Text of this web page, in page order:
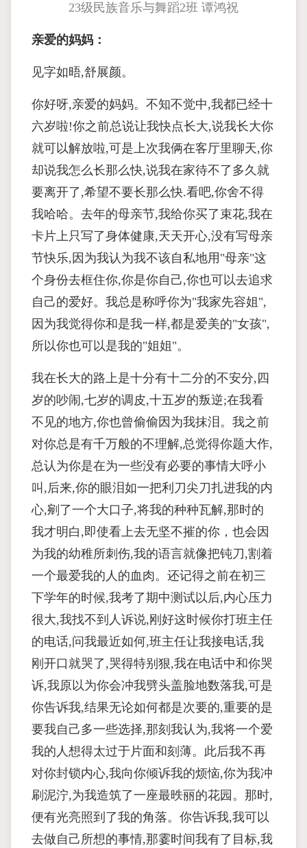
23级民族音乐与舞蹈2班 谭鸿祝
亲爱的妈妈：
见字如晤,舒展颜。
你好呀,亲爱的妈妈。不知不觉中,我都已经十
六岁啦!你之前总说让我快点长大,说我长大你
就可以解放啦,可是上次我俩在客厅里聊天,你
却说我怎么长那么快,说我在家待不了多久就
要离开了,希望不要长那么快.看吧,你舍不得
我哈哈。去年的母亲节,我给你买了束花,我在
卡片上只写了身体健康,天天开心,没有写母亲
节快乐,因为我认为我不该自私地用"母亲"这
个身份去框住你,你是你自己,你也可以去追求
自己的爱好。我总是称呼你为"我家先容姐",
因为我觉得你和是我一样,都是爱美的"女孩",
所以你也可以是我的"姐姐"。
我在长大的路上是十分有十二分的不安分,四
岁的吵闹,七岁的调皮,十五岁的叛逆;在我看
不见的地方,你也曾偷偷因为我抹泪。我之前
对你总是有千万般的不理解,总觉得你题大作,
总认为你是在为一些没有必要的事情大呼小
叫,后来,你的眼泪如一把利刀尖刀扎进我的内
心,剜了一个大口子,将我的种种瓦解,那时的
我才明白,即使看上去无坚不摧的你，也会因
为我的幼稚所刺伤,我的语言就像把钝刀,割着
一个最爱我的人的血肉。还记得之前在初三
下学年的时候,我考了期中测试以后,内心压力
很大,我找不到人诉说,刚好这时候你打班主任
的电话,问我最近如何,班主任让我接电话,我
刚开口就哭了,哭得特别狠,我在电话中和你哭
诉,我原以为你会冲我劈头盖脸地数落我,可是
你告诉我,结果无论如何都是次要的,重要的是
要我自己多一些选择,那刻我认为,我将一个爱
我的人想得太过于片面和刻薄。此后我不再
对你封锁内心,我向你倾诉我的烦恼,你为我冲
刷泥泞,为我造筑了一座最昳丽的花园。那时,
便有光亮照到了我的角落。你告诉我,我可以
去做自己所想的事情,那霎时间我有了目标,我